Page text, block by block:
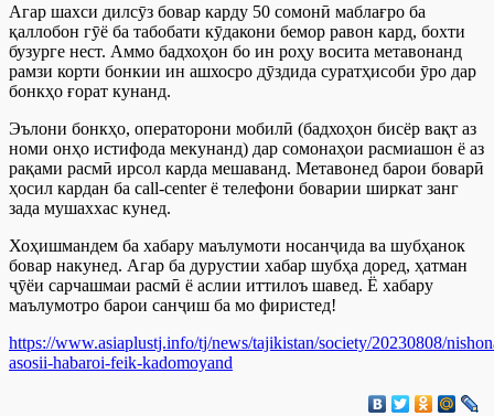
Агар шахси дилсӯз бовар карду 50 сомонӣ маблағро ба
қаллобон гӯё ба табобати кӯдакони бемор равон кард, бохти
бузурге нест. Аммо бадхоҳон бо ин роҳу восита метавонанд
рамзи корти бонкии ин ашхосро дӯздида суратҳисоби ӯро дар
бонкҳо ғорат кунанд.
Эълони бонкҳо, операторони мобилӣ (бадхоҳон бисёр вақт аз
номи онҳо истифода мекунанд) дар сомонаҳои расмиашон ё аз
рақами расмӣ ирсол карда мешаванд. Метавонед барои боварӣ
ҳосил кардан ба call-center ё телефони боварии ширкат занг
зада мушаххас кунед.
Хоҳишмандем ба хабару маълумоти носанҷида ва шубҳанок
бовар накунед. Агар ба дурустии хабар шубҳа доред, ҳатман
ҷӯёи сарчашмаи расмӣ ё аслии иттилоъ шавед. Ё хабару
маълумотро барои санҷиш ба мо фиристед!
https://www.asiaplustj.info/tj/news/tajikistan/society/20230808/
asosii-habaroi-feik-kadomoyand